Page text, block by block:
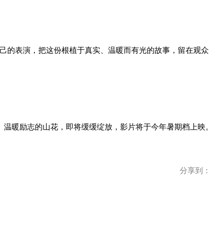
的表演，把这份根植于真实、温暖而有光的故事，留在观众
暖励志的山花，即将缓缓绽放，影片将于今年暑期档上映。
分享到：